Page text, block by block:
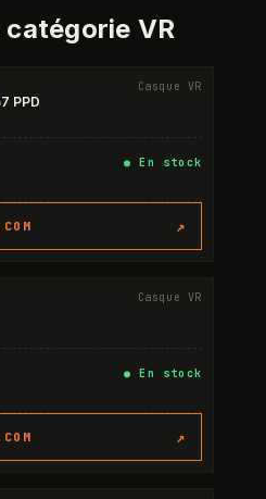
catégorie VR
-11%
Casque VR
PPD
●En stock
↗
-11%
Casque VR
●En stock
↗